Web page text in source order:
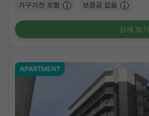
가구가전 포함 보증금 없음
상세 보기
APARTMENT